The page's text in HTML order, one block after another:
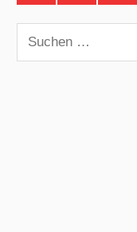
Suchen
nach: